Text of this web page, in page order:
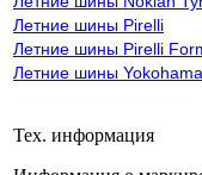
Летние шины Pirelli
Летние шины Pirelli
Летние шины Yokohama
Тех. информация